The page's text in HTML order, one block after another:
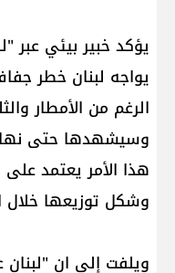
الرغم من الأمطار
وسيشهدها حتى
هذا الأمر يعتمد
وشكل توزيعها خلال
ويلفت إلى ان